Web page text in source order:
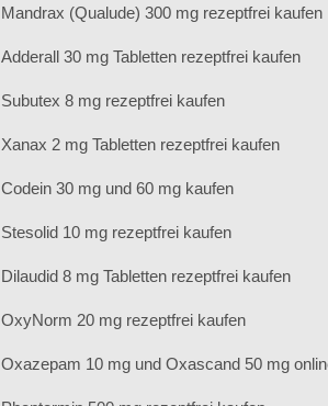
Mandrax (Qualude) 300 mg rezeptfrei kaufen
Adderall 30 mg Tabletten rezeptfrei kaufen
Subutex 8 mg rezeptfrei kaufen
Xanax 2 mg Tabletten rezeptfrei kaufen
Codein 30 mg und 60 mg kaufen
Stesolid 10 mg rezeptfrei kaufen
Dilaudid 8 mg Tabletten rezeptfrei kaufen
OxyNorm 20 mg rezeptfrei kaufen
Oxazepam 10 mg und Oxascand 50 mg